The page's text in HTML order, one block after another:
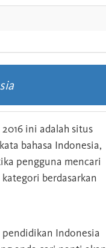
ini adalah situs
bahasa Indonesia,
pengguna mencari
berdasarkan
Indonesia